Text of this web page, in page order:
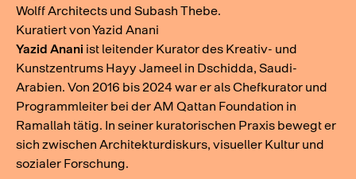
Wolff Architects und Subash Thebe.
Kuratiert von Yazid Anani
Yazid Anani ist leitender Kurator des Kreativ- und
Kunstzentrums Hayy Jameel in Dschidda, Saudi-
Arabien. Von 2016 bis 2024 war er als Chefkurator und
Programmleiter bei der AM Qattan Foundation in
Ramallah tätig. In seiner kuratorischen Praxis bewegt er
sich zwischen Architekturdiskurs, visueller Kultur und
sozialer Forschung.